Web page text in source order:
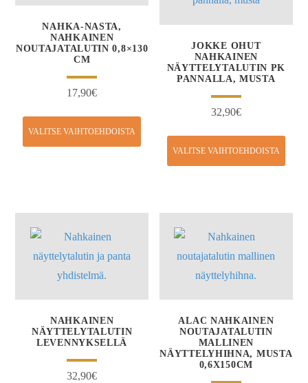
NAHKA-NASTA,
NAHKAINEN
NOUTAJATALUTIN 0,8×130
CM
17,90€
VALITSE VAIHTOEHDOISTA
JOKKE OHUT
NAHKAINEN
NÄYTTELYTALUTIN PK
PANNALLA, MUSTA
32,90€
VALITSE VAIHTOEHDOISTA
NAHKAINEN
NÄYTTELYTALUTIN
LEVENNYKSELLÄ
32,90€
ALAC NAHKAINEN
NOUTAJATALUTIN
MALLINEN
NÄYTTELYHIHNA, MUSTA
0,6X150CM